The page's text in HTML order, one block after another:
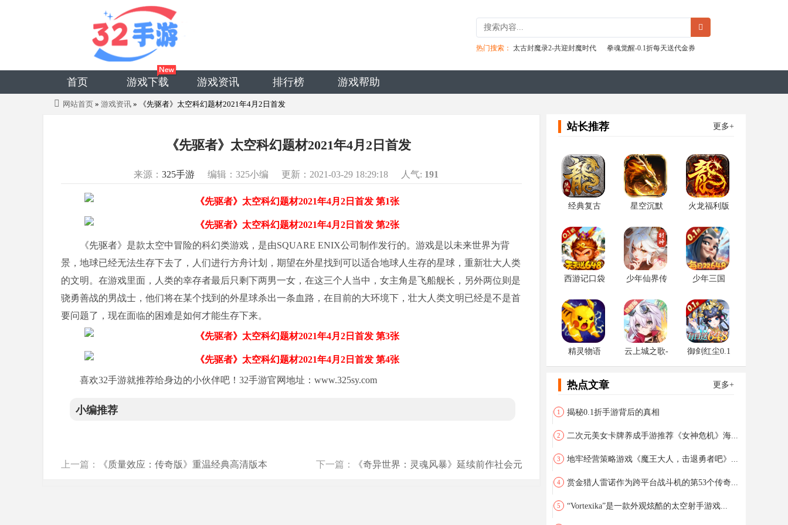
热门搜索： 太古封魔录2-共迎封魔时代 拳魂觉醒-0.1折每天送代金券
首页 游戏下载 游戏资讯 排行榜 游戏帮助
网站首页 » 游戏资讯 » 《先驱者》太空科幻题材2021年4月2日首发
《先驱者》太空科幻题材2021年4月2日首发
来源： 325手游 编辑：325小编 更新：2021-03-29 18:29:18 人气: 191
《先驱者》是款太空中冒险的科幻类游戏，是由SQUARE ENIX公司制作发行的。游戏是以未来世界为背
景，地球已经无法生存下去了，人们进行方舟计划，期望在外星找到可以适合地球人生存的星球，重新壮大人类
的文明。在游戏里面，人类的幸存者最后只剩下两男一女，在这三个人当中，女主角是飞船舰长，另外两位则是
骁勇善战的男战士，他们将在某个找到的外星球杀出一条血路，在目前的大环境下，壮大人类文明已经是不是首
要问题了，现在面临的困难是如何才能生存下来。
喜欢32手游就推荐给身边的小伙伴吧！32手游官网地址：www.325sy.com
小编推荐
上一篇：
《质量效应：传奇版》重温经典高清版本
下一篇：
《奇异世界：灵魂风暴》延续前作社会元
站长推荐 更多+
经典复古
业）
星空沉默
版）
火龙福利版
业）
西游记口袋
少年仙界传
少年三国
0.1（首款少
三系列0.1
折）
精灵物语
云上城之歌-
锦鲤版
御剑红尘0.1
折
热点文章 更多+
1 揭秘0.1折手游背后的真相
2 二次元美女卡牌养成手游推荐《女神危机》海...
3 地牢经营策略游戏《魔王大人，击退勇者吧》...
4 赏金猎人雷诺作为跨平台战斗机的第53个传奇...
5 “Vortexika”是一款外观炫酷的太空射手游戏...